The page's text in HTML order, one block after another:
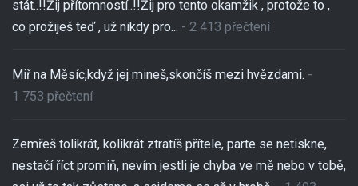
stát..!!Žij přítomností..!!Žij pro tento okamžik , protože to ,
co prožiješ teď , už nikdy pro... - 2 413 přečtení
Miř na Měsíc,když jej mineš,skončíš mezi hvězdami. -
1 753 přečtení
Zemřeš tolikrát, kolikrát ztratíš přítele, parte se netiskne,
nestačí říct promiň, nevím jestli je chyba ve mě nebo v tobě,